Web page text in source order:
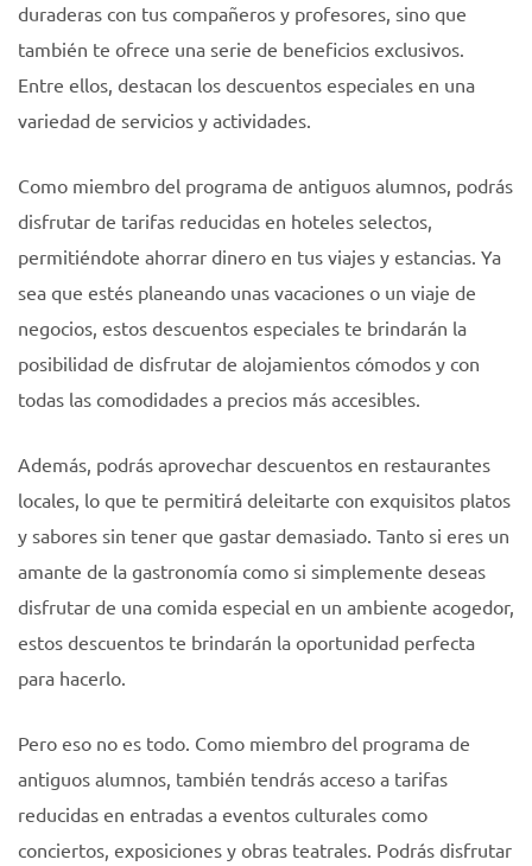
duraderas con tus compañeros y profesores, sino que
también te ofrece una serie de beneficios exclusivos.
Entre ellos, destacan los descuentos especiales en una
variedad de servicios y actividades.
Como miembro del programa de antiguos alumnos, podrás
disfrutar de tarifas reducidas en hoteles selectos,
permitiéndote ahorrar dinero en tus viajes y estancias. Ya
sea que estés planeando unas vacaciones o un viaje de
negocios, estos descuentos especiales te brindarán la
posibilidad de disfrutar de alojamientos cómodos y con
todas las comodidades a precios más accesibles.
Además, podrás aprovechar descuentos en restaurantes
locales, lo que te permitirá deleitarte con exquisitos platos
y sabores sin tener que gastar demasiado. Tanto si eres un
amante de la gastronomía como si simplemente deseas
disfrutar de una comida especial en un ambiente acogedor,
estos descuentos te brindarán la oportunidad perfecta
para hacerlo.
Pero eso no es todo. Como miembro del programa de
antiguos alumnos, también tendrás acceso a tarifas
reducidas en entradas a eventos culturales como
conciertos, exposiciones y obras teatrales. Podrás disfrutar